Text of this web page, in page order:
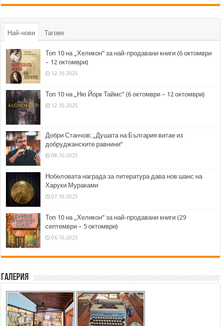
Най-нови Тагове
Топ 10 на „Хеликон” за най-продавани книги (6 октомври
– 12 октомври)
12.10.2025
Топ 10 на „Ню Йорк Таймс” (6 октомври – 12 октомври)
12.10.2025
Добри Станчов: „Душата на България витае из
добруджанските равнини“
08.10.2025
Нобеловата награда за литература дава нов шанс на
Харуки Мураками
07.10.2025
Топ 10 на „Хеликон” за най-продавани книги (29
септември – 5 октомври)
06.10.2025
Галерия